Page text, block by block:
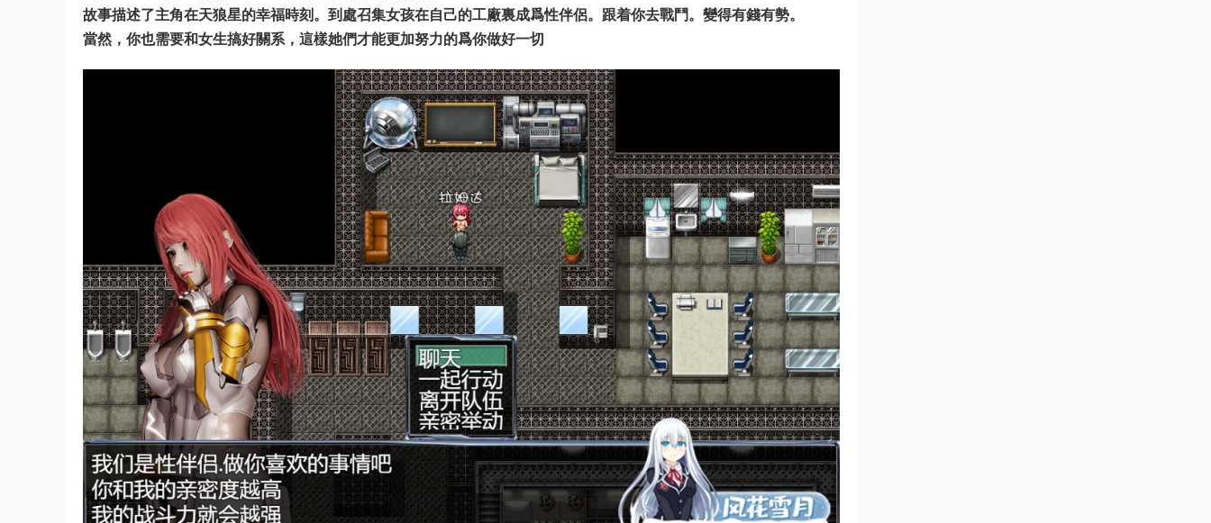
故事描述了主角在天狼星的幸福時刻。到處召集女孩在自己的工廠裏成爲性伴侶。跟着你去戰鬥。變得有錢有勢。
當然，你也需要和女生搞好關系，這樣她們才能更加努力的爲你做好一切